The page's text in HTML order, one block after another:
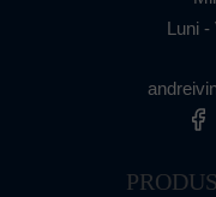
Luni -